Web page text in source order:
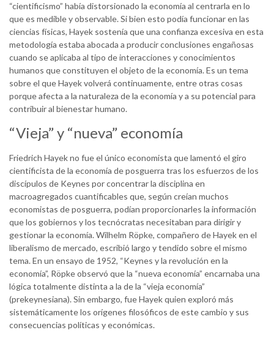
“cientificismo” había distorsionado la economía al centrarla en lo
que es medible y observable. Si bien esto podía funcionar en las
ciencias físicas, Hayek sostenía que una confianza excesiva en esta
metodología estaba abocada a producir conclusiones engañosas
cuando se aplicaba al tipo de interacciones y conocimientos
humanos que constituyen el objeto de la economía. Es un tema
sobre el que Hayek volverá continuamente, entre otras cosas
porque afecta a la naturaleza de la economía y a su potencial para
contribuir al bienestar humano.
“Vieja” y “nueva” economía
Friedrich Hayek no fue el único economista que lamentó el giro
cientificista de la economía de posguerra tras los esfuerzos de los
discípulos de Keynes por concentrar la disciplina en
macroagregados cuantificables que, según creían muchos
economistas de posguerra, podían proporcionarles la información
que los gobiernos y los tecnócratas necesitaban para dirigir y
gestionar la economía. Wilhelm Röpke, compañero de Hayek en el
liberalismo de mercado, escribió largo y tendido sobre el mismo
tema. En un ensayo de 1952, “Keynes y la revolución en la
economía”, Röpke observó que la “nueva economía” encarnaba una
lógica totalmente distinta a la de la “vieja economía”
(prekeynesiana). Sin embargo, fue Hayek quien exploró más
sistemáticamente los orígenes filosóficos de este cambio y sus
consecuencias políticas y económicas.